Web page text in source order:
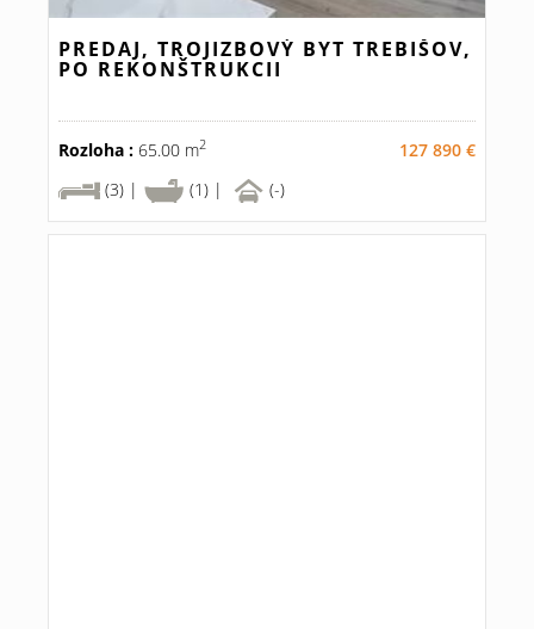
PREDAJ, TROJIZBOVÝ BYT TREBIŠOV,
PO REKONŠTRUKCII
Rozloha : 65.00 m2
127 890 €
(3) |
(1) | (-)